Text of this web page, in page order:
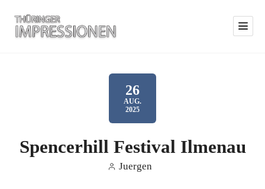
26
AUG.
2025
Spencerhill Festival Ilmenau
Juergen